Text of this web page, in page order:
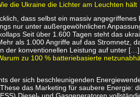
die Ukraine die Lichter am Leuchten hält
dass selbst ein massiv angegriffenes
nur unter außergewöhnlichen
Seit über 1.600 Tagen steht das
als 1.000 Angriffe auf das Stromnetz,
der konventionellen Leistung auf unter […]
zu 100 % batteriebasierte
der sich beschleunigenden
das Marketing für saubere Energie: